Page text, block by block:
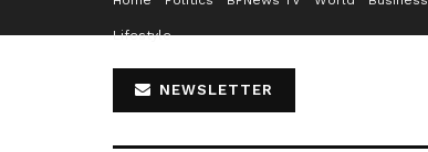
Lifestyle
NEWSLETTER